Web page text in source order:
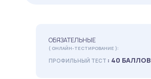
ОБЯЗАТЕЛЬНЫЕ
( ОНЛАЙН-ТЕСТИРОВАНИЕ ):
ПРОФИЛЬНЫЙ ТЕСТ : 40 БАЛЛОВ